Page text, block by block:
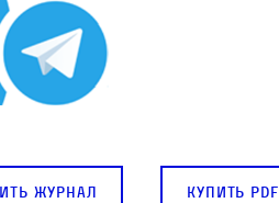
журнал купить pdf